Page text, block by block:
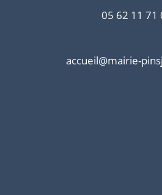
05 62 11 71
accueil@mairie-